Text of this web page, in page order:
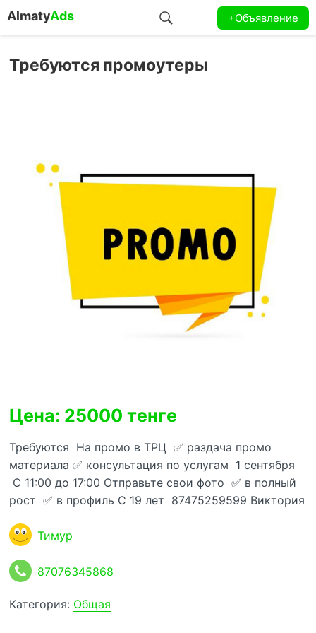
AlmatyAds +Объявление
Требуются промоутеры
Цена: 25000 тенге
Требуются На промо в ТРЦ ✅ раздача промо
материала ✅ консультация по услугам 1 сентября
С 11:00 до 17:00 Отправьте свои фото ✅ в полный
рост ✅ в профиль С 19 лет 87475259599 Виктория
Тимур
87076345868
Категория: Общая